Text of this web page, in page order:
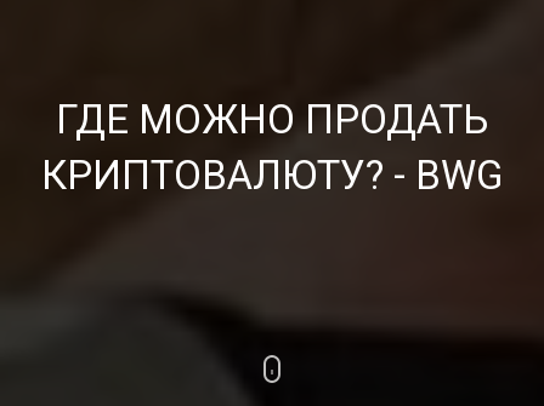
ГДЕ МОЖНО ПРОДАТЬ
КРИПТОВАЛЮТУ? - BWG